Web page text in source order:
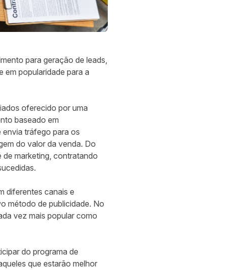
para geração de leads,
popularidade para a
oferecido por uma
baseado em
tráfego para os
do valor da venda. Do
marketing, contratando
diferentes canais e
método de publicidade. No
vez mais popular como
do programa de
que estarão melhor